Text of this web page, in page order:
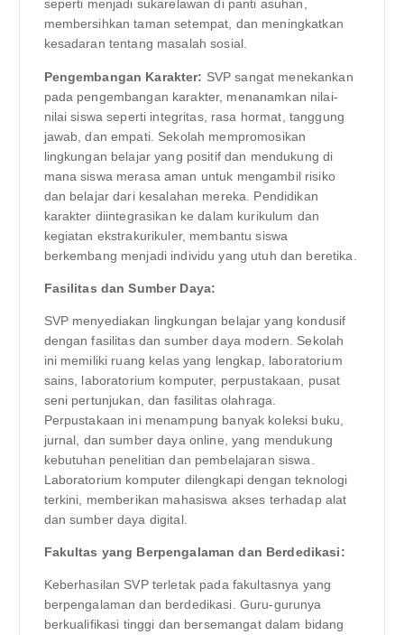
seperti menjadi sukarelawan di panti asuhan,
membersihkan taman setempat, dan meningkatkan
kesadaran tentang masalah sosial.
Pengembangan Karakter: SVP sangat menekankan
pada pengembangan karakter, menanamkan nilai-
nilai siswa seperti integritas, rasa hormat, tanggung
jawab, dan empati. Sekolah mempromosikan
lingkungan belajar yang positif dan mendukung di
mana siswa merasa aman untuk mengambil risiko
dan belajar dari kesalahan mereka. Pendidikan
karakter diintegrasikan ke dalam kurikulum dan
kegiatan ekstrakurikuler, membantu siswa
berkembang menjadi individu yang utuh dan beretika.
Fasilitas dan Sumber Daya:
SVP menyediakan lingkungan belajar yang kondusif
dengan fasilitas dan sumber daya modern. Sekolah
ini memiliki ruang kelas yang lengkap, laboratorium
sains, laboratorium komputer, perpustakaan, pusat
seni pertunjukan, dan fasilitas olahraga.
Perpustakaan ini menampung banyak koleksi buku,
jurnal, dan sumber daya online, yang mendukung
kebutuhan penelitian dan pembelajaran siswa.
Laboratorium komputer dilengkapi dengan teknologi
terkini, memberikan mahasiswa akses terhadap alat
dan sumber daya digital.
Fakultas yang Berpengalaman dan Berdedikasi:
Keberhasilan SVP terletak pada fakultasnya yang
berpengalaman dan berdedikasi. Guru-gurunya
berkualifikasi tinggi dan bersemangat dalam bidang